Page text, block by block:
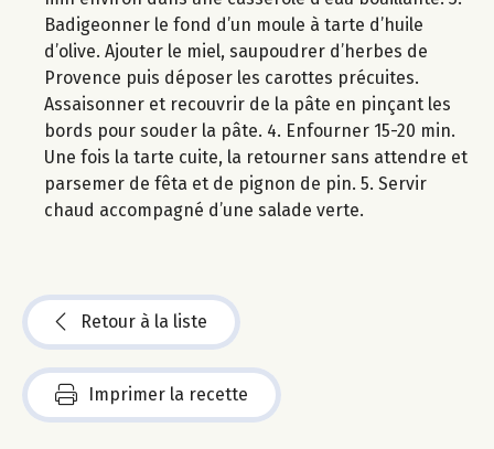
Badigeonner le fond d’un moule à tarte d’huile
d’olive. Ajouter le miel, saupoudrer d’herbes de
Provence puis déposer les carottes précuites.
Assaisonner et recouvrir de la pâte en pinçant les
bords pour souder la pâte. 4. Enfourner 15-20 min.
Une fois la tarte cuite, la retourner sans attendre et
parsemer de fêta et de pignon de pin. 5. Servir
chaud accompagné d’une salade verte.
Retour à la liste
Imprimer la recette